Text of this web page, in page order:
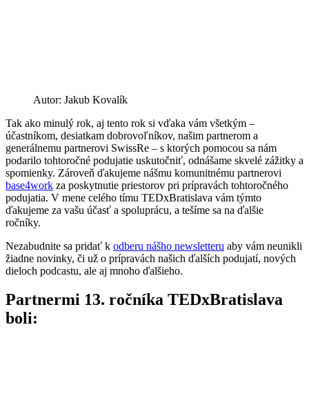
Autor: Jakub Kovalík
Tak ako minulý rok, aj tento rok si vďaka vám všetkým –
účastníkom, desiatkam dobrovoľníkov, našim partnerom a
generálnemu partnerovi SwissRe – s ktorých pomocou sa nám
podarilo tohtoročné podujatie uskutočniť, odnášame skvelé zážitky a
spomienky. Zároveň ďakujeme nášmu komunitnému partnerovi
base4work za poskytnutie priestorov pri prípravách tohtoročného
podujatia. V mene celého tímu TEDxBratislava vám týmto
ďakujeme za vašu účasť a spoluprácu, a tešíme sa na ďalšie
ročníky.
Nezabudnite sa pridať k odberu nášho newsletteru aby vám neunikli
žiadne novinky, či už o prípravách našich ďalších podujatí, nových
dieloch podcastu, ale aj mnoho ďalšieho.
Partnermi 13. ročníka TEDxBratislava
boli: